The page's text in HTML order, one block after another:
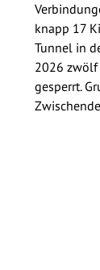
knapp 17
Tunnel in
2026 zwölf
gesperrt.